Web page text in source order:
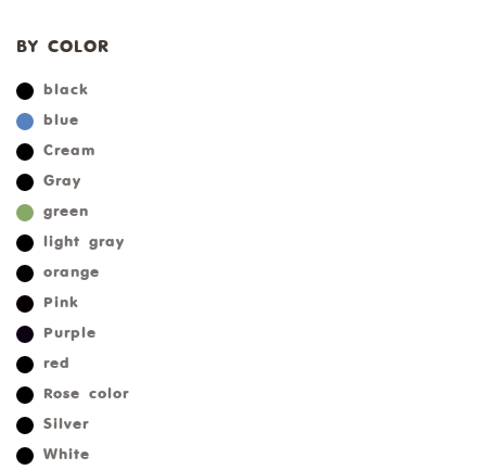
BY COLOR
black
blue
Cream
Gray
green
light gray
orange
Pink
Purple
red
Rose color
Silver
White